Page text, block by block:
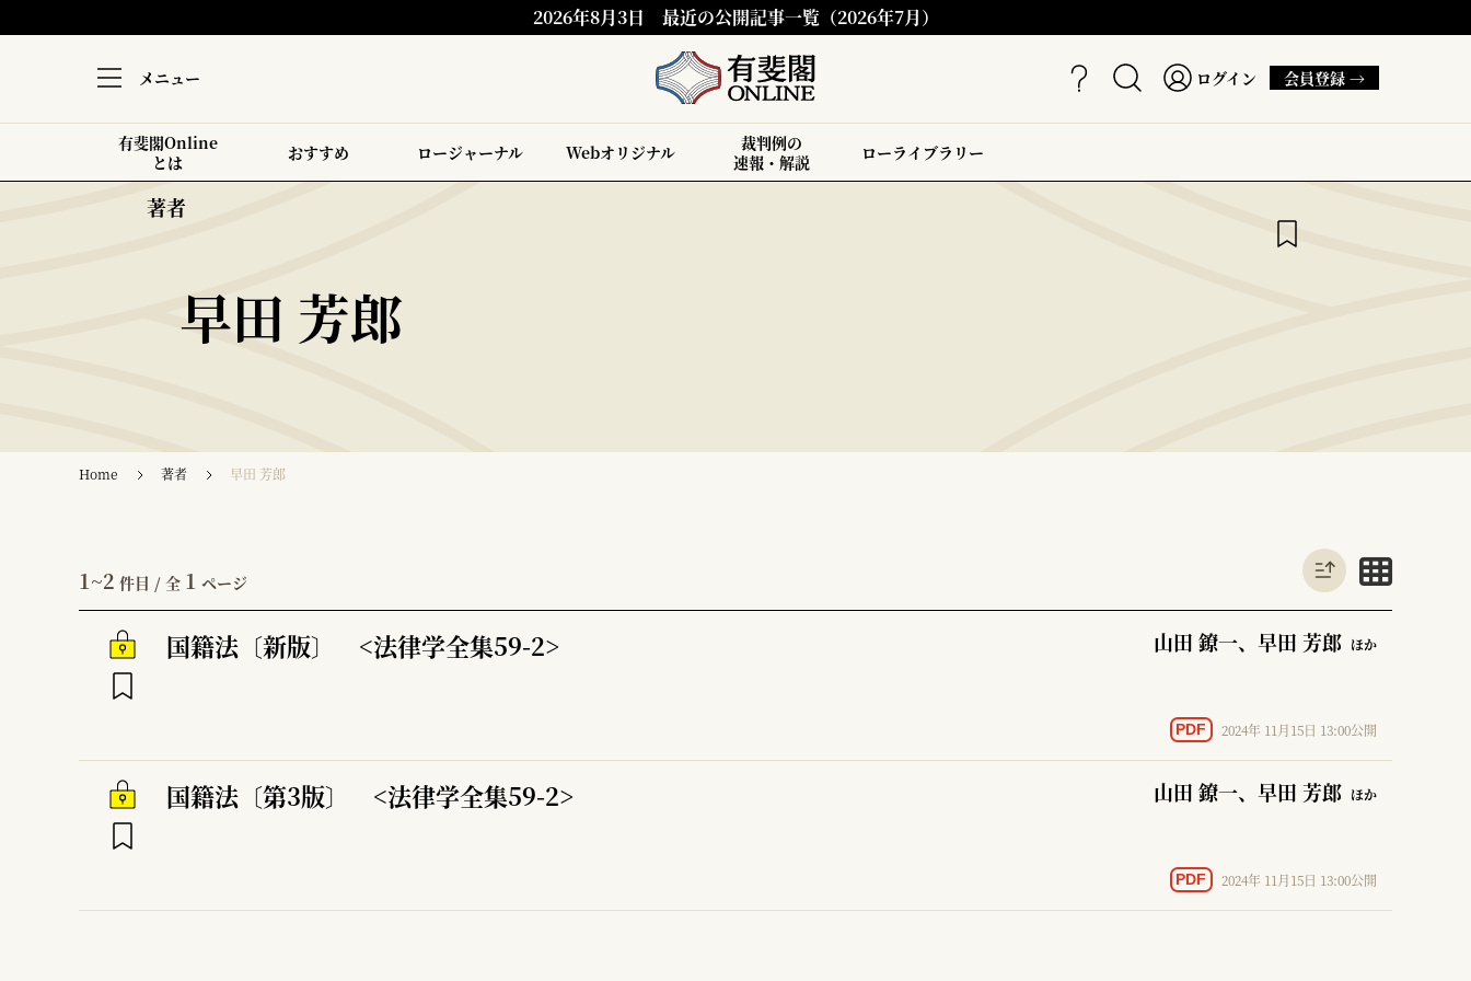
2026年8月3日 最近の公開記事一覧（2026年7月）
メニュー ログイン 会員登録 →
有斐閣Online
とは
おすすめ ロージャーナル Webオリジナル
裁判例の
速報・解説
ローライブラリー
著者
早田 芳郎
Home 著者 早田 芳郎
1~2 件目 / 全 1 ページ
国籍法〔新版〕 <法律学全集59-2> 山田 鐐一、早田 芳郎 ほか
PDF 2024年 11月15日 13:00公開
国籍法〔第3版〕 <法律学全集59-2> 山田 鐐一、早田 芳郎 ほか
PDF 2024年 11月15日 13:00公開